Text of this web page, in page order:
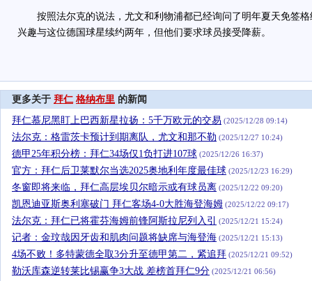
按照法尔克的说法，尤文和利物浦都已经询问了明年夏天免签格
兴趣与这位德国球星续约两年，但他们要求球员接受降薪。
更多关于 拜仁 格纳布里 的新闻
拜仁慕尼黑盯上巴西新星拉扬：5千万欧元的交易 (2025/12/28 09:14)
法尔克：格雷茨卡预计到期离队，尤文和那不勒 (2025/12/27 10:24)
德甲25年积分榜：拜仁34场仅1负打进107球 (2025/12/26 16:37)
官方：拜仁后卫莱默尔当选2025奥地利年度最佳球 (2025/12/23 16:29)
冬窗即将来临，拜仁高层埃贝尔暗示或有球员离 (2025/12/22 09:20)
凯恩迪亚斯奥利塞破门 拜仁客场4-0大胜海登海姆 (2025/12/22 09:17)
法尔克：拜仁已将霍芬海姆前锋阿斯拉尼列入引 (2025/12/21 15:24)
记者：金玟哉因牙齿和肌肉问题将缺席与海登海 (2025/12/21 15:13)
4场不败！多特蒙德全取3分升至德甲第二，紧追拜 (2025/12/21 09:52)
勒沃库森逆转莱比锡赢争3大战 差榜首拜仁9分 (2025/12/21 06:56)